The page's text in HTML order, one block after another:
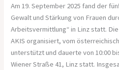
Am 19. September 2025 fand der
Gewalt und Stärkung von Frauen
Arbeitsvermittlung“ in Linz statt.
AKIS organisiert, vom
unterstützt und dauerte von 10:00
Wiener Straße 41, Linz statt.